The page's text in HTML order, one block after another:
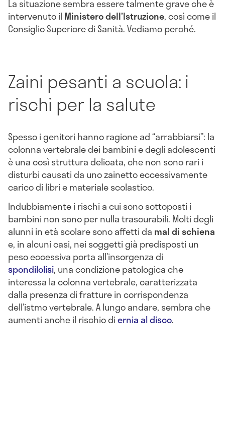
La situazione sembra essere talmente grave che è
intervenuto il Ministero dell’Istruzione, così come il
Consiglio Superiore di Sanità. Vediamo perché.
Zaini pesanti a scuola: i
rischi per la salute
Spesso i genitori hanno ragione ad “arrabbiarsi”: la
colonna vertebrale dei bambini e degli adolescenti
è una così struttura delicata, che non sono rari i
disturbi causati da uno zainetto eccessivamente
carico di libri e materiale scolastico.
Indubbiamente i rischi a cui sono sottoposti i
bambini non sono per nulla trascurabili. Molti degli
alunni in età scolare sono affetti da mal di schiena
e, in alcuni casi, nei soggetti già predisposti un
peso eccessiva porta all’insorgenza di
spondilolisi, una condizione patologica che
interessa la colonna vertebrale, caratterizzata
dalla presenza di fratture in corrispondenza
dell’istmo vertebrale. A lungo andare, sembra che
aumenti anche il rischio diernia al disco.